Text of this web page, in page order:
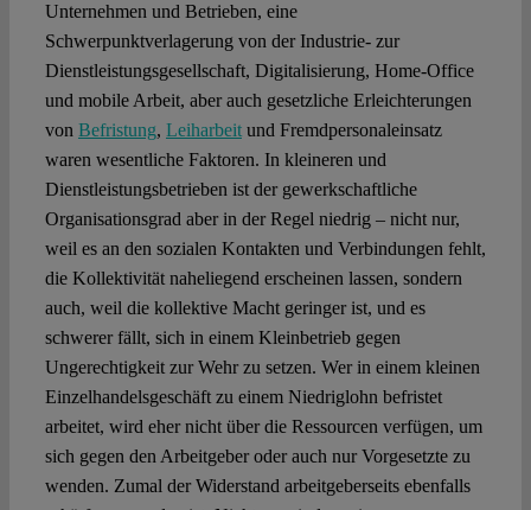
Unternehmen und Betrieben, eine
Schwerpunktverlagerung von der Industrie- zur
Dienstleistungs­gesellschaft, Digitalisierung, Home-Office
und mobile Arbeit, aber auch gesetzliche Erleichterungen
von Befristung, Leiharbeitund Fremdpersonaleinsatz
waren wesentliche Faktoren. In kleineren und
Dienstleistungsbetrieben ist der gewerkschaftliche
Organisationsgrad aber in der Regel niedrig – nicht nur,
weil es an den sozialen Kontakten und Verbindungen fehlt,
die Kollektivität naheliegend erscheinen lassen, sondern
auch, weil die kollektive Macht geringer ist, und es
schwerer fällt, sich in einem Kleinbetrieb gegen
Ungerechtigkeit zur Wehr zu setzen. Wer in einem kleinen
Einzelhandelsgeschäft zu einem Niedriglohn befristet
arbeitet, wird eher nicht über die Ressourcen verfügen, um
sich gegen den Arbeitgeber oder auch nur Vorgesetzte zu
wenden. Zumal der Widerstand arbeitgeber­seits ebenfalls